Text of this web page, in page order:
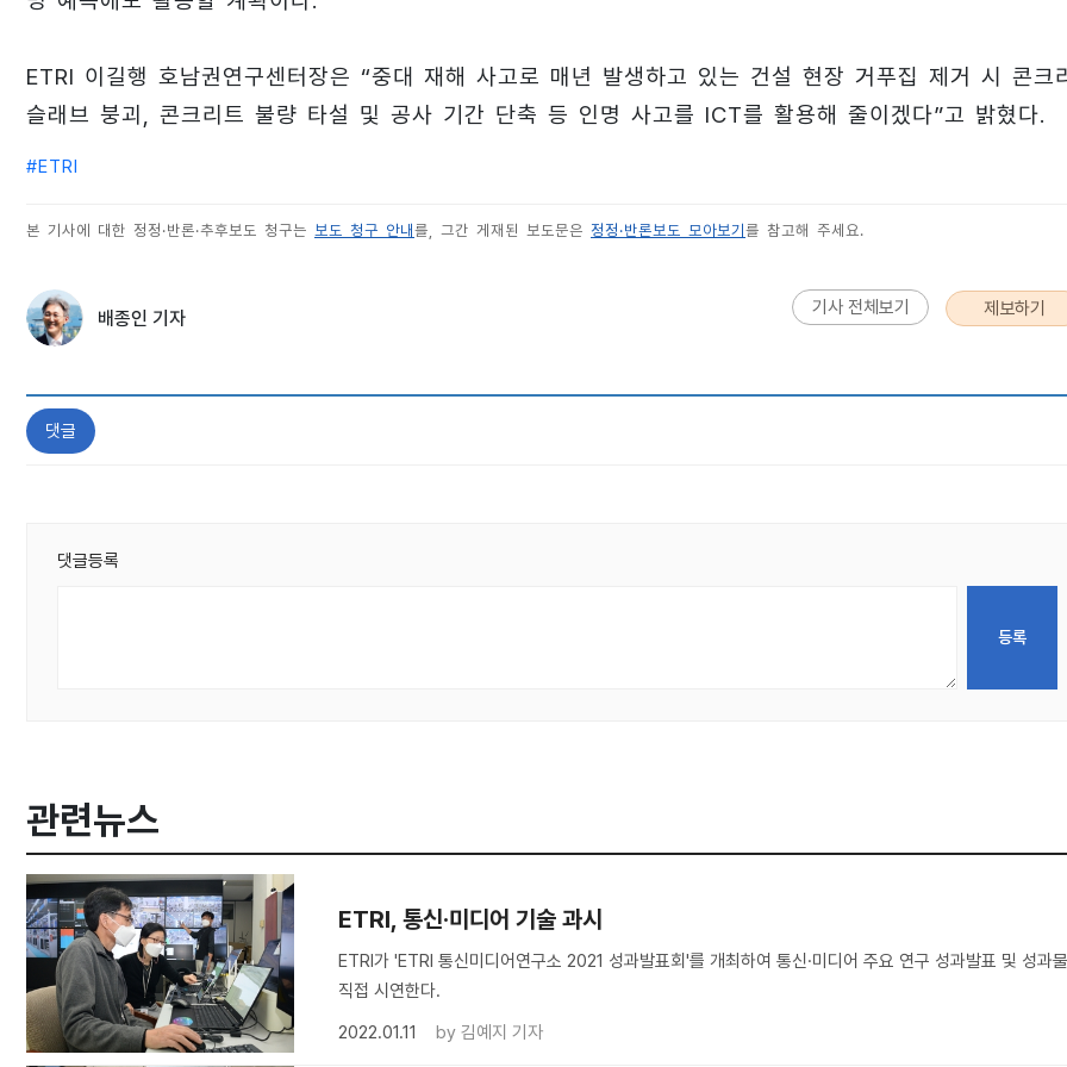
ETRI 이길행 호남권연구센터장은 “중대 재해 사고로 매년 발생하고 있는 건설 현장 거푸집 제거 시 콘크
슬래브 붕괴, 콘크리트 불량 타설 및 공사 기간 단축 등 인명 사고를 ICT를 활용해 줄이겠다”고 밝혔다.
#ETRI
본 기사에 대한 정정·반론·추후보도 청구는 보도 청구 안내 를, 그간 게재된 보도문은 정정·반론보도 모아보기 를 참고해 주세요.
배종인 기자 기사 전체보기 제보하기
댓글
댓글등록
관련뉴스
ETRI, 통신·미디어 기술 과시
ETRI가 'ETRI 통신미디어연구소 2021 성과발표회'를 개최하여 통신·미디어 주요 연구 성과발표 및 성과
직접 시연한다.
2022.01.11
by김예지 기자